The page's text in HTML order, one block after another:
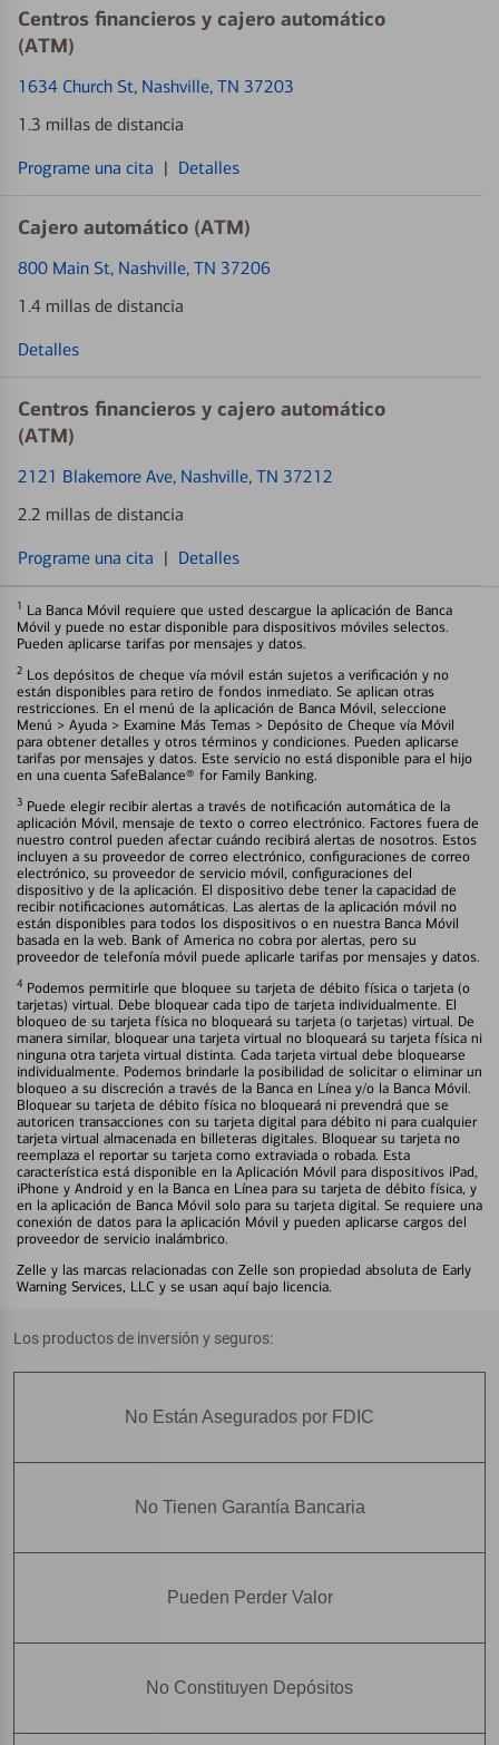
Centros financieros y cajero automático
(ATM)
1634 Church St, Nashville, TN 37203
1.3 millas de distancia
Programe una cita | Detalles
Cajero automático (ATM)
800 Main St, Nashville, TN 37206
1.4 millas de distancia
Detalles
Centros financieros y cajero automático
(ATM)
2121 Blakemore Ave, Nashville, TN 37212
2.2 millas de distancia
Programe una cita | Detalles
1 La Banca Móvil requiere que usted descargue la aplicación de Banca
Móvil y puede no estar disponible para dispositivos móviles selectos.
Pueden aplicarse tarifas por mensajes y datos.
2 Los depósitos de cheque vía móvil están sujetos a verificación y no
están disponibles para retiro de fondos inmediato. Se aplican otras
restricciones. En el menú de la aplicación de Banca Móvil, seleccione
Menú > Ayuda > Examine Más Temas > Depósito de Cheque vía Móvil
para obtener detalles y otros términos y condiciones. Pueden aplicarse
tarifas por mensajes y datos. Este servicio no está disponible para el hijo
en una cuenta SafeBalance® for Family Banking.
3 Puede elegir recibir alertas a través de notificación automática de la
aplicación Móvil, mensaje de texto o correo electrónico. Factores fuera de
nuestro control pueden afectar cuándo recibirá alertas de nosotros. Estos
incluyen a su proveedor de correo electrónico, configuraciones de correo
electrónico, su proveedor de servicio móvil, configuraciones del
dispositivo y de la aplicación. El dispositivo debe tener la capacidad de
recibir notificaciones automáticas. Las alertas de la aplicación móvil no
están disponibles para todos los dispositivos o en nuestra Banca Móvil
basada en la web. Bank of America no cobra por alertas, pero su
proveedor de telefonía móvil puede aplicarle tarifas por mensajes y datos.
4 Podemos permitirle que bloquee su tarjeta de débito física o tarjeta (o
tarjetas) virtual. Debe bloquear cada tipo de tarjeta individualmente. El
bloqueo de su tarjeta física no bloqueará su tarjeta (o tarjetas) virtual. De
manera similar, bloquear una tarjeta virtual no bloqueará su tarjeta física ni
ninguna otra tarjeta virtual distinta. Cada tarjeta virtual debe bloquearse
individualmente. Podemos brindarle la posibilidad de solicitar o eliminar un
bloqueo a su discreción a través de la Banca en Línea y/o la Banca Móvil.
Bloquear su tarjeta de débito física no bloqueará ni prevendrá que se
autoricen transacciones con su tarjeta digital para débito ni para cualquier
tarjeta virtual almacenada en billeteras digitales. Bloquear su tarjeta no
reemplaza el reportar su tarjeta como extraviada o robada. Esta
característica está disponible en la Aplicación Móvil para dispositivos iPad,
iPhone y Android y en la Banca en Línea para su tarjeta de débito física, y
en la aplicación de Banca Móvil solo para su tarjeta digital. Se requiere una
conexión de datos para la aplicación Móvil y pueden aplicarse cargos del
proveedor de servicio inalámbrico.
Zelle y las marcas relacionadas con Zelle son propiedad absoluta de Early
Warning Services, LLC y se usan aquí bajo licencia.
Los productos de inversión y seguros:
No Están Asegurados por FDIC
No Tienen Garantía Bancaria
Pueden Perder Valor
No Constituyen Depósitos